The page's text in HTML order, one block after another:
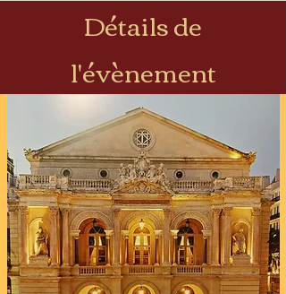
Détails de
l'évènement